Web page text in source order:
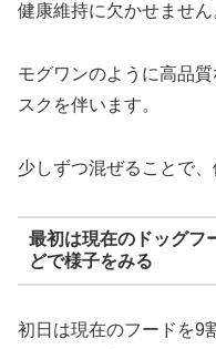
健康維持に欠かせません
モグワンのように高品
スクを伴います。
少しずつ混ぜることで
最初は現在のドッグフ
どで様子をみる
初日は現在のフードを9